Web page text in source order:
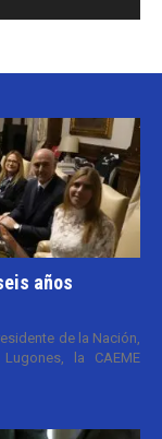
años
de la Nación,
la CAEME